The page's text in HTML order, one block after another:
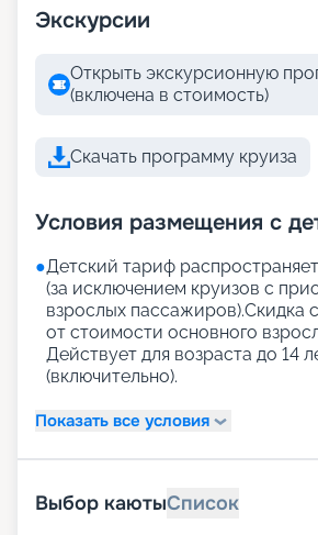
Экскурсии
Открыть экскурсионную
(включена в стоимость)
Скачать программу круиза
Условия размещения с
●Детский тариф
(за исключением круизов с
взрослых пассажиров).Скидка
от стоимости основного
Действует для возраста до 14
(включительно).
Показать все условия
Выбор каютыСписок